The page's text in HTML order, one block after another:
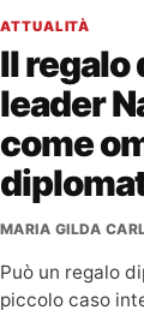
ATTUALITÀ
Il regalo
leader
come
MARIA GILDA
Può un regalo
piccolo caso